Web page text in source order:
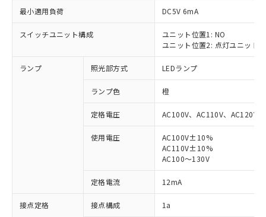
最小適用負荷 DC5V 6mA
スイッチユニット構成
ユニット位置1: NO
ユニット位置2: 点灯ユニット
ランプ 照光部方式 LEDランプ
ランプ色 橙
定格電圧 AC100V、AC110V、AC120V
使用電圧
AC100V±10%
AC110V±10%
AC100～130V
定格電流 12mA
接点定格 接点構成 1a
対応済み：EU RoHS指令（10物質）の
非含有に対応した製品が提供可能な商品で
す。